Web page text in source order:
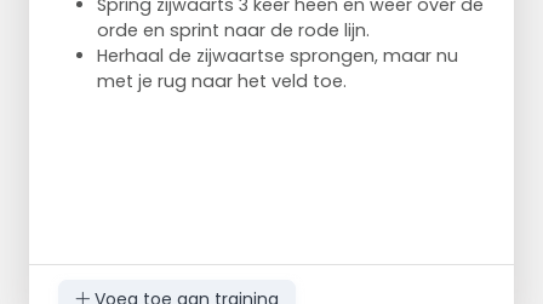
Spring zijwaarts 3 keer heen en weer over de
orde en sprint naar de rode lijn.
Herhaal de zijwaartse sprongen, maar nu
met je rug naar het veld toe.
Voeg toe aan training